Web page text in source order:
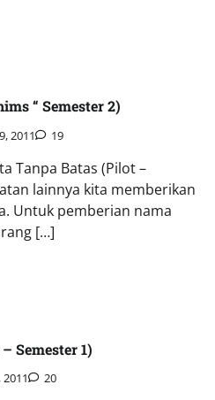
“ Semester 2)
2011 19
Tanpa Batas (Pilot –
lainnya kita memberikan
Untuk pemberian nama
[…]
Semester 1)
20